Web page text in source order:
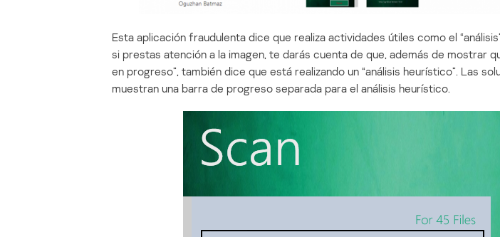
Esta aplicación fraudulenta dice que realiza actividades útiles como el
si prestas atención a la imagen, te darás cuenta de que, además de mostrar
en progreso”, también dice que está realizando un “análisis heurístico”. Las
muestran una barra de progreso separada para el análisis heurístico.